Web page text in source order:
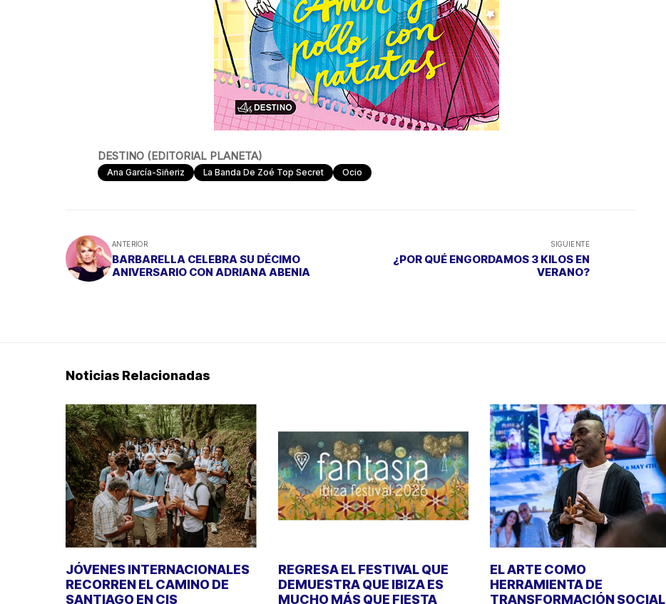
DESTINO (EDITORIAL PLANETA)
Ana García-Siñeriz La Banda De Zoé Top Secret Ocio
ANTERIOR
BARBARELLA CELEBRA SU DÉCIMO
ANIVERSARIO CON ADRIANA ABENIA
SIGUIENTE
¿POR QUÉ ENGORDAMOS 3 KILOS EN
VERANO?
Noticias Relacionadas
JÓVENES INTERNACIONALES
RECORREN EL CAMINO DE
SANTIAGO EN CIS
REGRESA EL FESTIVAL QUE
DEMUESTRA QUE IBIZA ES
MUCHO MÁS QUE FIESTA
EL ARTE COMO
HERRAMIENTA DE
TRANSFORMACIÓN SOCIAL